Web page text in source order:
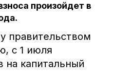
произойдет в
правительством
с 1 июля
на капитальный